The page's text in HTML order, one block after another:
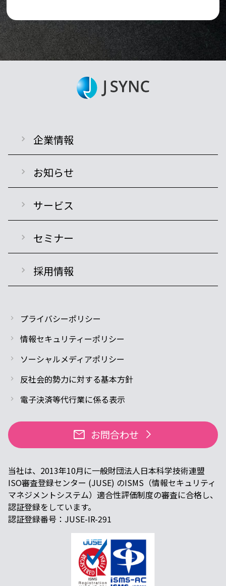
企業情報
お知らせ
サービス
セミナー
採用情報
プライバシーポリシー
情報セキュリティーポリシー
ソーシャルメディアポリシー
反社会的勢力に対する基本方針
電子決済等代行業に係る表示
mail お問合わせ arrow_forward_ios
当社は、2013年10月に一般財団法人日本科学技術連盟
ISO審査登録センター (JUSE) のISMS（情報セキュリティ
マネジメントシステム）適合性評価制度の審査に合格し、
認証登録をしています。
認証登録番号：JUSE-IR-291